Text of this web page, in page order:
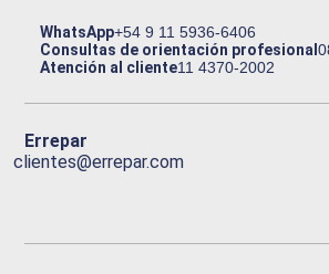
WhatsApp+54 9 11 5936-6406
Consultas de orientación profesional
Atención al cliente11 4370-2002
Errepar
clientes@errepar.com